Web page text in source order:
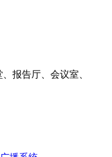
报告厅、会议室、